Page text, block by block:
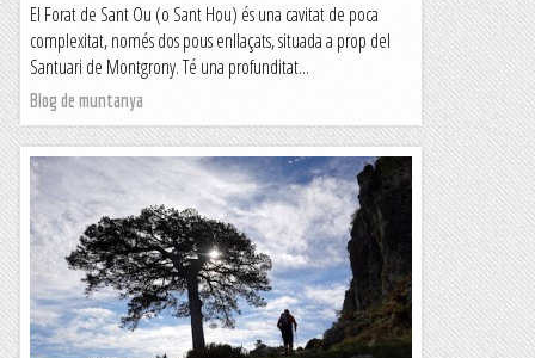
El Forat de Sant Ou (o Sant Hou) és una cavitat de poca
complexitat, només dos pous enllaçats, situada a prop del
Santuari de Montgrony. Té una profunditat...
Blog de muntanya